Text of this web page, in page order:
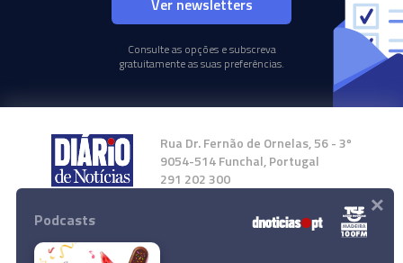
Ver newsletters
Consulte as opções e subscreva
gratuitamente as suas preferências.
Rua Dr. Fernão de Ornelas, 56 - 3º
9054-514 Funchal, Portugal
291 202 300
Instale a nossa App
Podcasts ×